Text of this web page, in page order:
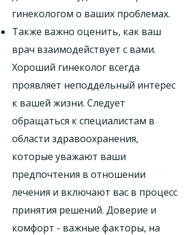
гинекологом о ваших проблемах.
Также важно оценить, как ваш
врач взаимодействует с вами.
Хороший гинеколог всегда
проявляет неподдельный интерес
к вашей жизни. Следует
обращаться к специалистам в
области здравоохранения,
которые уважают ваши
предпочтения в отношении
лечения и включают вас в процесс
принятия решений. Доверие и
комфорт - важные факторы, на